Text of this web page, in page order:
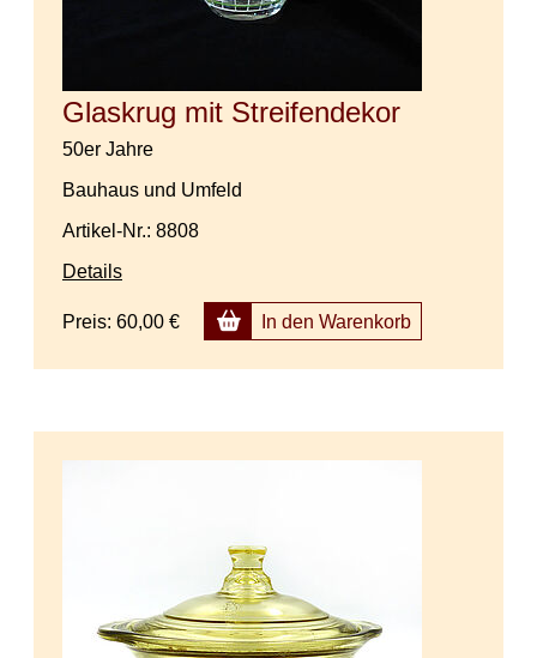
Glaskrug mit Streifendekor
50er Jahre
Bauhaus und Umfeld
Artikel-Nr.: 8808
Details
Preis: 60,00 € In den Warenkorb